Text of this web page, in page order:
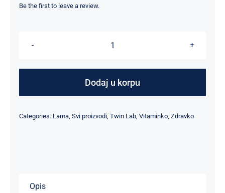
Be the first to leave a review.
Magnesium
mg
količina
Dodaj u korpu
Categories: Lama, Svi proizvodi, Twin Lab, Vitaminko, Zdravko
Opis